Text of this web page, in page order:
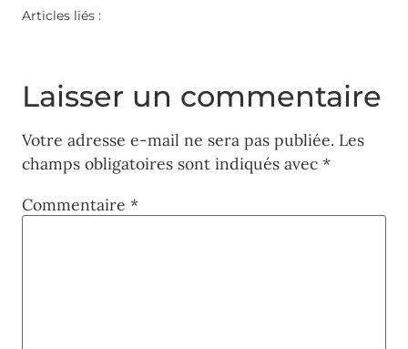
Articles liés :
Laisser un commentaire
Votre adresse e-mail ne sera pas publiée. Les
champs obligatoires sont indiqués avec *
Commentaire *